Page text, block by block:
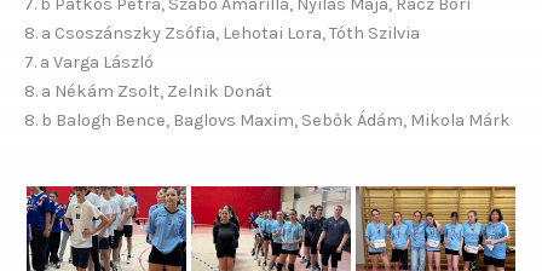
7. b Patkós Petra, Szabó Amarilla, Nyilas Maja, Rácz Bori
8. a Csoszánszky Zsófia, Lehotai Lora, Tóth Szilvia
7. a Varga László
8. a Nékám Zsolt, Zelnik Donát
8. b Balogh Bence, Baglovs Maxim, Sebők Ádám, Mikola Márk